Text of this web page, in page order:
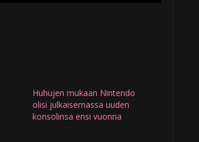
Huhujen mukaan Nintendo
olisi julkaisemassa uuden
konsolinsa ensi vuonna